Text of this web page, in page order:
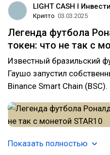
LIGHT CASH l
Крипто 03.03.2025
Легенда футбола
токен: что не так с
Известный бразильский
Гаушо запустил
Binance Smart Chain (BSC).
Показать полностью